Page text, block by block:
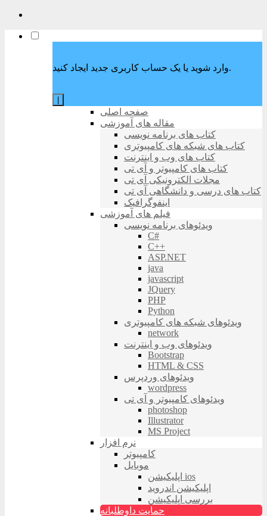
وارد شوید یا یک حساب کاربری جدید ایجاد کنید.
صفحه اصلی
مقاله های آموزشی
کتاب های برنامه نویسی
کتاب های شبکه های کامپیوتری
کتاب های وب و اینترنت
کتاب های کامپیوتر و آی تی
مجلات الکترونیکی آی تی
کتاب های درسی و دانشگاهی آی تی
اینفوگرافیک
فیلم های آموزشی
ویدئوهای برنامه نویسی
C#
C++
ASP.NET
java
javascript
JQuery
PHP
Python
ویدئوهای شبکه های کامپیوتری
network
ویدئوهای وب و اینترنت
Bootstrap
HTML & CSS
ویدئوهای وردپرس
wordpress
ویدئوهای کامپیوتر و آی تی
photoshop
Illustrator
MS Project
نرم افزار
کامپیوتر
موبایل
اپلیکیشن ios
اپلیکیشن اندروید
بررسی اپلیکیشن
حمایت داوطلبانه